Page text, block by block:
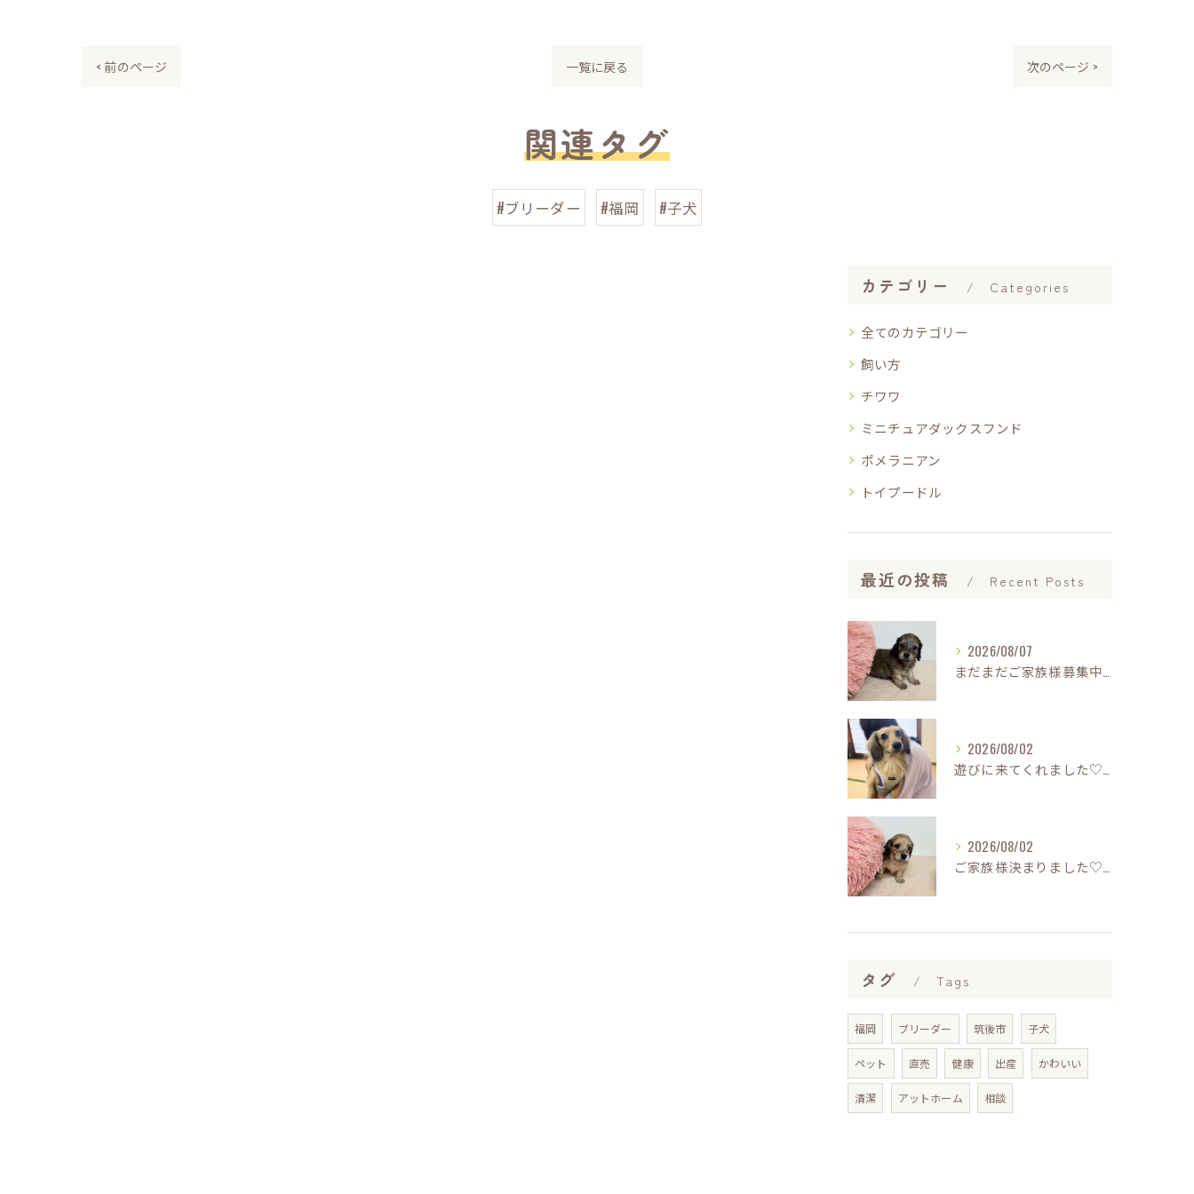
< 前のページ 一覧に戻る 次のページ >
関連タグ
#ブリーダー #福岡 #子犬
カテゴリー Categories
全てのカテゴリー
飼い方
チワワ
ミニチュアダックスフンド
ポメラニアン
トイプードル
最近の投稿 Recent Posts
2026/08/07
まだまだご家族様募集中です(*'▽'*)
2026/08/02
遊びに来てくれました♡(о´∀`о)
2026/08/02
ご家族様決まりました♡♪
タグ Tags
福岡 ブリーダー 筑後市 子犬
ペット 直売 健康 出産 かわいい
清潔 アットホーム 相談